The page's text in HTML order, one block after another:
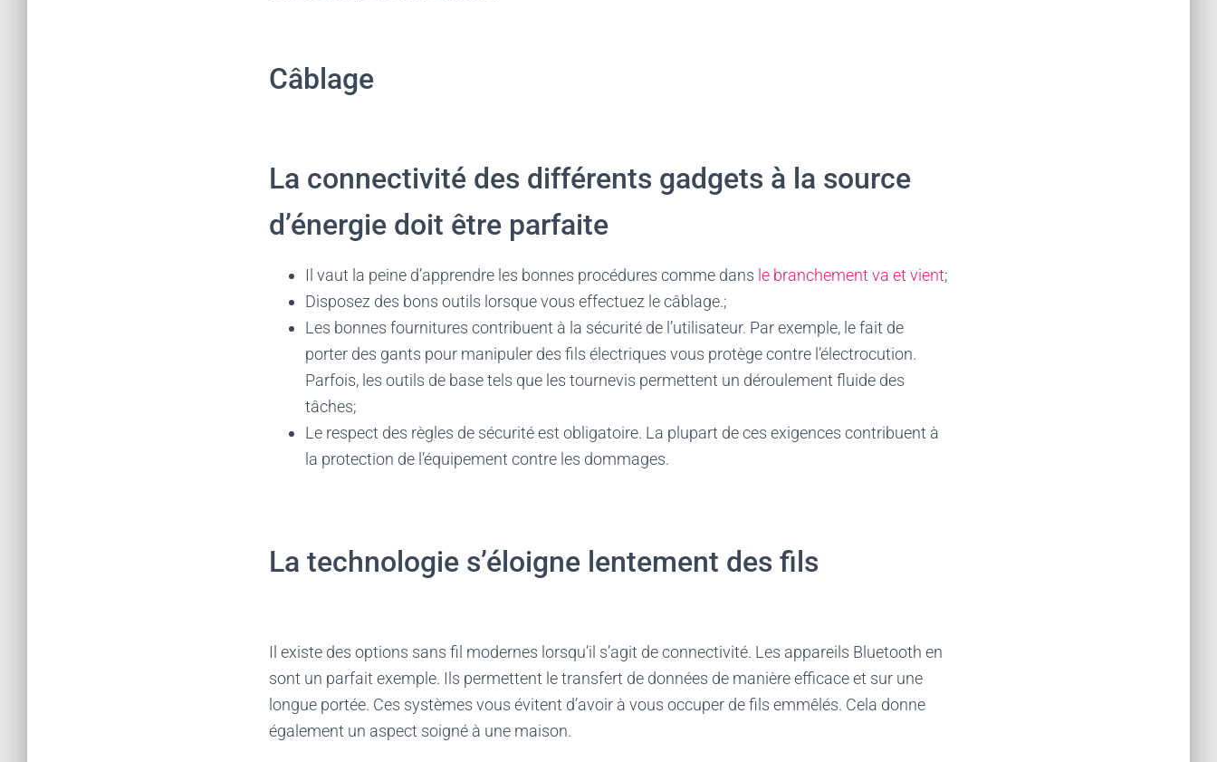
Câblage
La connectivité des différents gadgets à la source
d’énergie doit être parfaite
Il vaut la peine d’apprendre les bonnes procédures comme dans le branchement va et vient;
Disposez des bons outils lorsque vous effectuez le câblage.;
Les bonnes fournitures contribuent à la sécurité de l’utilisateur. Par exemple, le fait de
porter des gants pour manipuler des fils électriques vous protège contre l’électrocution.
Parfois, les outils de base tels que les tournevis permettent un déroulement fluide des
tâches;
Le respect des règles de sécurité est obligatoire. La plupart de ces exigences contribuent à
la protection de l’équipement contre les dommages.
La technologie s’éloigne lentement des fils
Il existe des options sans fil modernes lorsqu’il s’agit de connectivité. Les appareils Bluetooth en
sont un parfait exemple. Ils permettent le transfert de données de manière efficace et sur une
longue portée. Ces systèmes vous évitent d’avoir à vous occuper de fils emmêlés. Cela donne
également un aspect soigné à une maison.